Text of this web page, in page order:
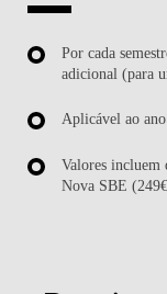
Por cada
adicional (para
Aplicável ao
Valores incluem
Nova SBE